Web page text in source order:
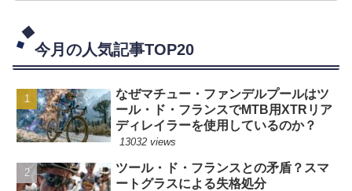
今月の人気記事TOP20
なぜマチュー・ファンデルプールはツ
ール・ド・フランスでMTB用XTRリア
ディレイラーを使用しているのか？
13032 views
ツール・ド・フランスとの矛盾？スマ
ートグラスによる失格処分